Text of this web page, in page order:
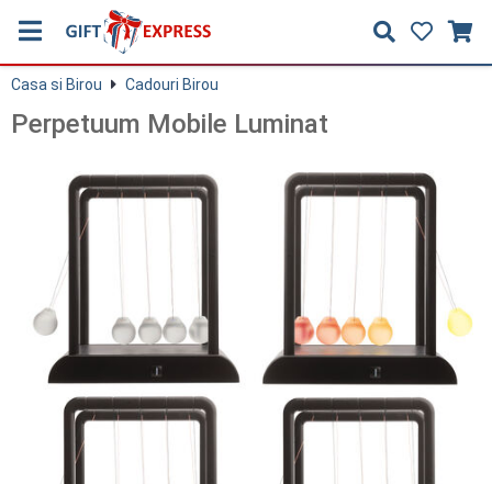
Casa si Birou Cadouri Birou
Perpetuum Mobile Luminat